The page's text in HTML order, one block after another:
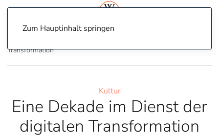
Zum Hauptinhalt springen
Transformation
Kultur
Eine Dekade im Dienst der
digitalen Transformation